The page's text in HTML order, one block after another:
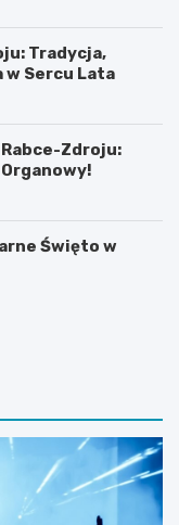
Tradycja,
w Sercu Lata
Zdroju:
Święto w